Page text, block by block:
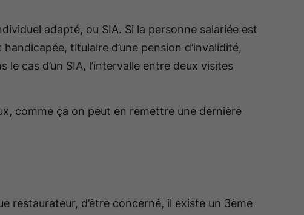
adapté, ou SIA. Si la personne salariée est
titulaire d’une pension d’invalidité,
cas d’un SIA, l’intervalle entre deux visites
comme ça on peut en remettre une dernière
restaurateur, d’être concerné, il existe un 3ème